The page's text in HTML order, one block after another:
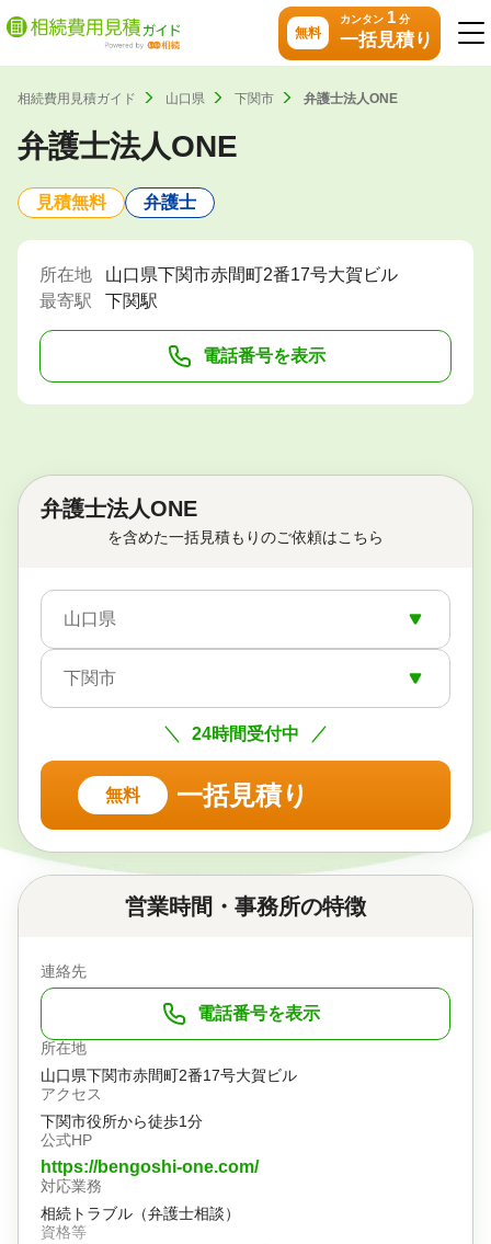
無料
カンタン 1分
一括見積り
相続費用見積ガイド 山口県 下関市 弁護士法人ONE
弁護士法人ONE
見積無料 弁護士
所在地
山口県下関市赤間町2番17号大賀ビル
最寄駅
下関駅
電話番号を表示
弁護士法人ONE
を含めた一括見積もりのご依頼はこちら
山口県
下関市
24時間受付中
無料 一括見積り
営業時間・事務所の特徴
連絡先
電話番号を表示
所在地
山口県下関市赤間町2番17号大賀ビル
アクセス
下関市役所から徒歩1分
公式HP
https://bengoshi-one.com/
対応業務
相続トラブル（弁護士相談）
資格等